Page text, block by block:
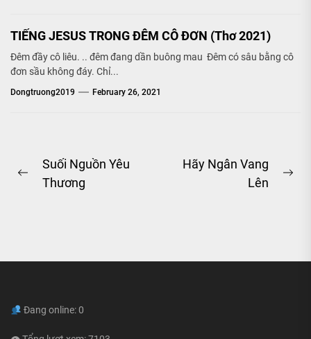
TIẾNG JESUS TRONG ĐÊM CÔ ĐƠN (Thơ 2021)
Đêm đầy cô liêu. .. đêm đang dần buông mau Đêm có sâu bằng cô
đơn sầu không đáy. Chỉ...
Dongtruong2019 February 26, 2021
Post
navigation
Previous
Suối Nguồn Yêu
Thương
Hãy Ngân Vang
Lên
Đang online: 0